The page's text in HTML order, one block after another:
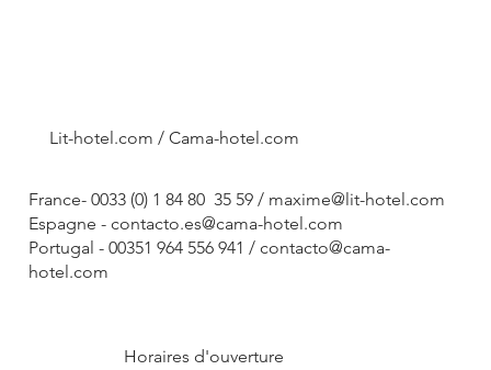
Lit-hotel.com / Cama-hotel.com
France- 0033 (0) 1 84 80 35 59 / maxime@lit-hotel.com
Espagne -contacto.es@cama-hotel.com
Portugal - 00351 964 556 941 /contacto@cama-
hotel.com
Horaires d'ouverture